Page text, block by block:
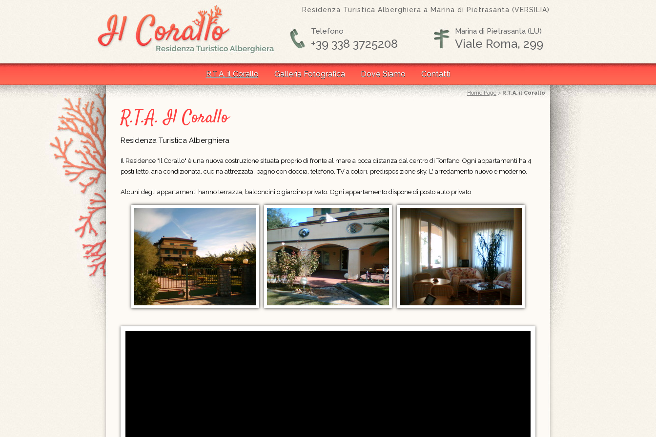
Residenza Turistica Alberghiera a Marina di Pietrasanta (VERSILIA)
Telefono
+39 338 3725208
Marina di Pietrasanta (LU)
Viale Roma, 299
R.T.A. il Corallo Galleria Fotografica Dove Siamo Contatti
Home Page> R.T.A. il Corallo
R.T.A. Il Corallo
Residenza Turistica Alberghiera
Il Residence "Il Corallo" è una nuova costruzione situata proprio di fronte al mare a poca distanza dal centro di Tonfano. Ogni appartamenti ha 4
posti letto, aria condizionata, cucina attrezzata, bagno con doccia, telefono, TV a colori, predisposizione sky. L' arredamento nuovo e moderno.
Alcuni degli appartamenti hanno terrazza, balconcini o giardino privato. Ogni appartamento dispone di posto auto privato